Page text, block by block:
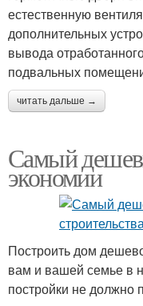
естественную
дополнительных
вывода
подвальных
читать дальше →
Самый
экономии
Построить дом
вам и вашей семье в
постройки не должно